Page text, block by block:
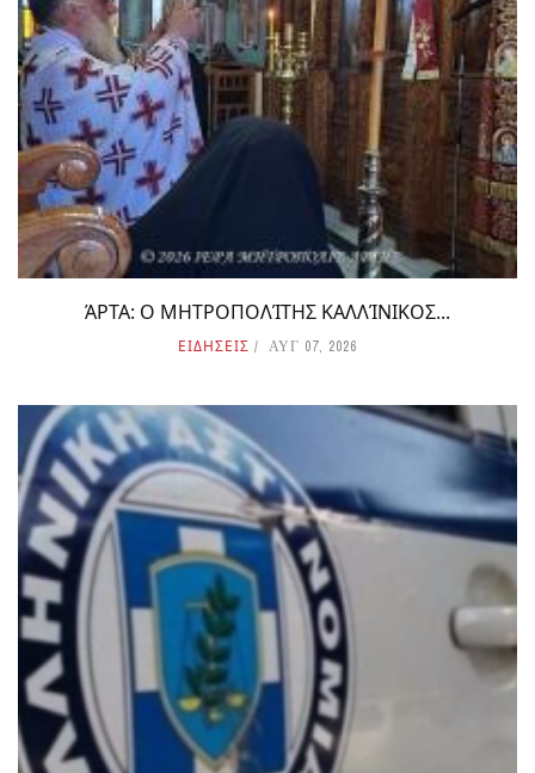
ΆΡΤΑ: Ο ΜΗΤΡΟΠΟΛΊΤΗΣ ΚΑΛΛΊΝΙΚΟΣ...
ΕΙΔΗΣΕΙΣ ΑΥΓ 07, 2026